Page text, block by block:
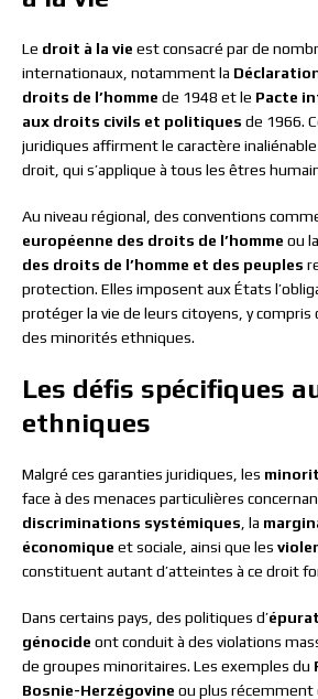
Le droit à la vie est consacré par de
internationaux, notamment la
droits de l’homme de 1948 et le Pacte
aux droits civils et politiques de 1966.
juridiques affirment le caractère
droit, qui s’applique à tous les êtres
Au niveau régional, des conventions
européenne des droits de l’homme ou la
des droits de l’homme et des peuples
protection. Elles imposent aux États
protéger la vie de leurs citoyens, y compris
des minorités ethniques.
Les défis spécifiques
ethniques
Malgré ces garanties juridiques, les
face à des menaces particulières
discriminations systémiques, la
économique et sociale, ainsi que les
constituent autant d’atteintes à ce droit
Dans certains pays, des politiques d’
génocide ont conduit à des violations
de groupes minoritaires. Les exemples du
Bosnie-Herzégovine ou plus récemment